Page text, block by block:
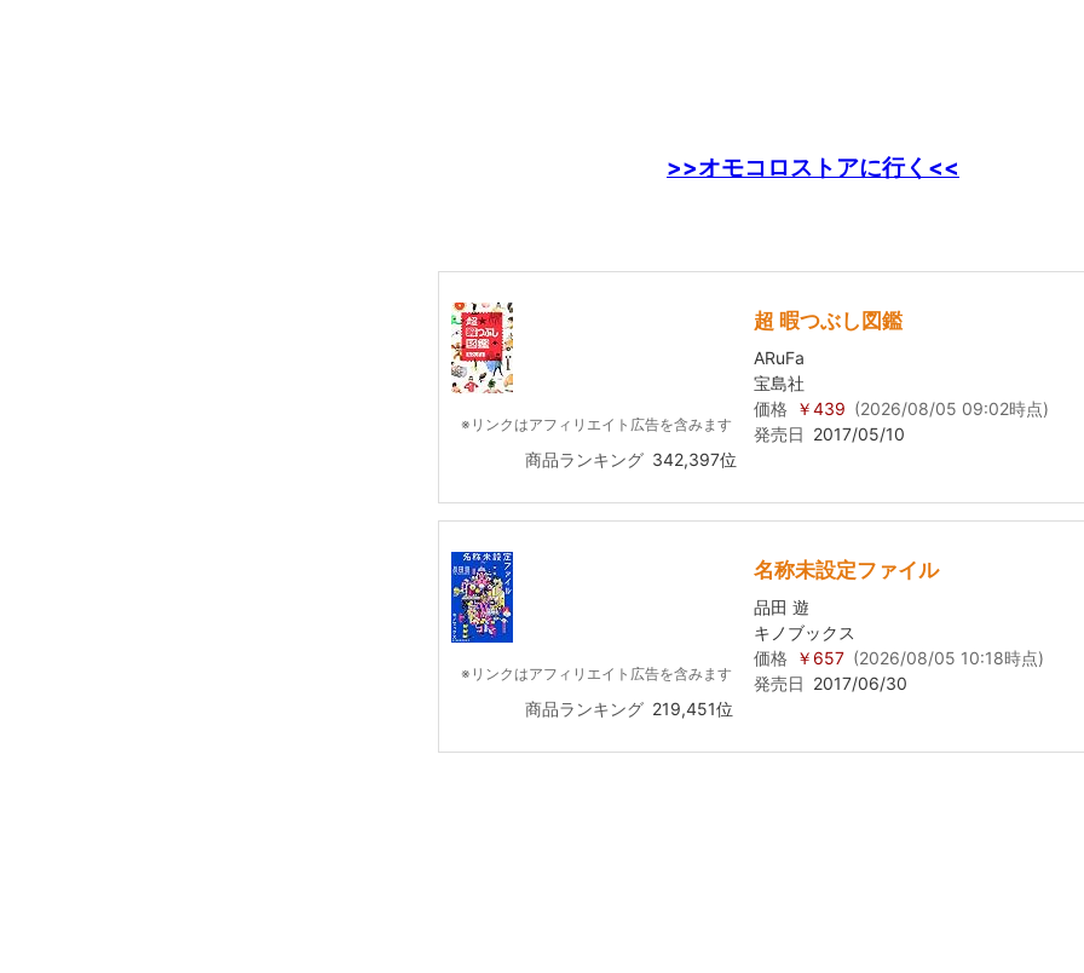
>>オモコロストアに行く<<
※リンクはアフィリエイト広告を含みます
超 暇つぶし図鑑
ARuFa
宝島社
価格
￥439 (2026/08/05 09:02時点)
発売日 2017/05/10
商品ランキング 342,397位
※リンクはアフィリエイト広告を含みます
名称未設定ファイル
品田 遊
キノブックス
価格
￥657 (2026/08/05 10:18時点)
発売日 2017/06/30
商品ランキング 219,451位